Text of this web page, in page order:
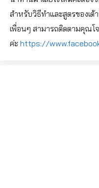
สำหรับวิธีทำและสูตรของเ
เพื่อนๆ สามารถติดตามคุณโ
ค่ะ https://